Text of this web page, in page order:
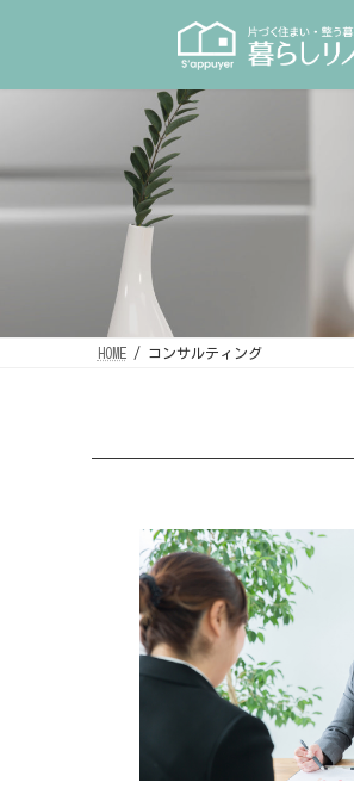
プ
動
HOME コンサルティング